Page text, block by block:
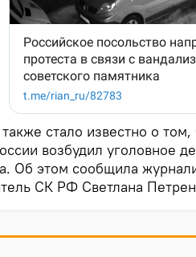
стало известно о
возбудил уголовное
Об этом сообщила
СК РФ Светлана